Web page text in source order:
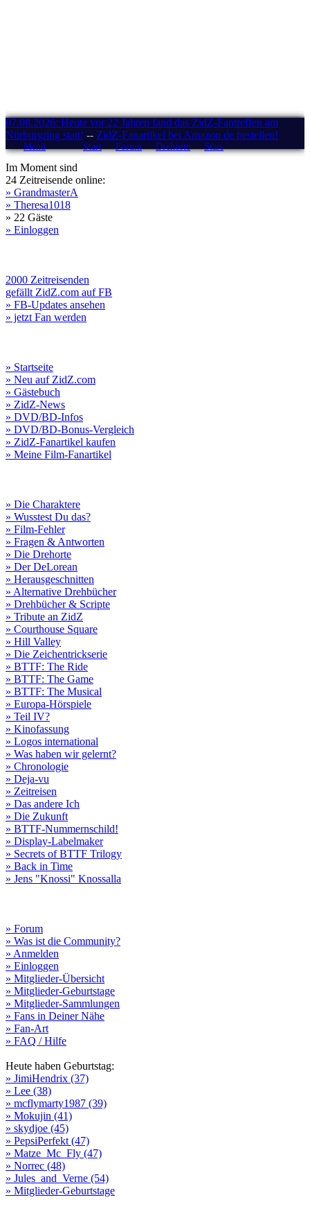
07.08.2026: Heute vor 22 Jahren fand das ZidZ-Fantreffen am
Nürburgring statt! -- ZidZ-Fanartikel bei Amazon.de bestellen!
Menü Start Forum Drehorte Stars
Im Moment sind
24 Zeitreisende online:
» GrandmasterA
» Theresa1018
» 22 Gäste
» Einloggen
2000 Zeitreisenden
gefällt ZidZ.com auf FB
» FB-Updates ansehen
» jetzt Fan werden
» Startseite
» Neu auf ZidZ.com
» Gästebuch
» ZidZ-News
» DVD/BD-Infos
» DVD/BD-Bonus-Vergleich
» ZidZ-Fanartikel kaufen
» Meine Film-Fanartikel
» Die Charaktere
» Wusstest Du das?
» Film-Fehler
» Fragen & Antworten
» Die Drehorte
» Der DeLorean
» Herausgeschnitten
» Alternative Drehbücher
» Drehbücher & Scripte
» Tribute an ZidZ
» Courthouse Square
» Hill Valley
» Die Zeichentrickserie
» BTTF: The Ride
» BTTF: The Game
» BTTF: The Musical
» Europa-Hörspiele
» Teil IV?
» Kinofassung
» Logos international
» Was haben wir gelernt?
» Chronologie
» Deja-vu
» Zeitreisen
» Das andere Ich
» Die Zukunft
» BTTF-Nummernschild!
» Display-Labelmaker
» Secrets of BTTF Trilogy
» Back in Time
» Jens "Knossi" Knossalla
» Forum
» Was ist die Community?
» Anmelden
» Einloggen
» Mitglieder-Übersicht
» Mitglieder-Geburtstage
» Mitglieder-Sammlungen
» Fans in Deiner Nähe
» Fan-Art
» FAQ / Hilfe
Heute haben Geburtstag:
» JimiHendrix (37)
» Lee (38)
» mcflymarty1987 (39)
» Mokujin (41)
» skydjoe (45)
» PepsiPerfekt (47)
» Matze_Mc_Fly (47)
» Norrec (48)
» Jules_and_Verne (54)
» Mitglieder-Geburtstage